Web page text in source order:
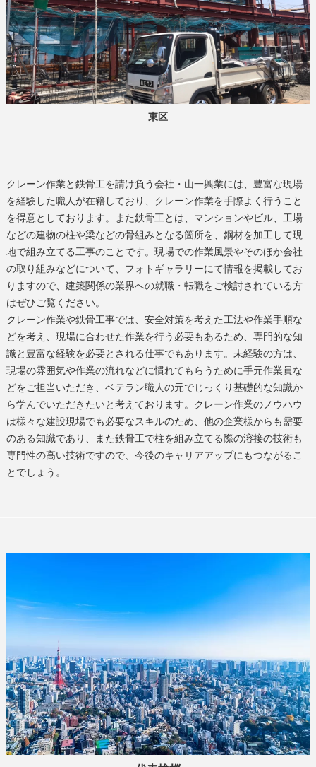
東区
クレーン作業と鉄骨工を請け負う会社・山一興業には、豊富な現場
を経験した職人が在籍しており、クレーン作業を手際よく行うこと
を得意としております。また鉄骨工とは、マンションやビル、工場
などの建物の柱や梁などの骨組みとなる箇所を、鋼材を加工して現
地で組み立てる工事のことです。現場での作業風景やそのほか会社
の取り組みなどについて、フォトギャラリーにて情報を掲載してお
りますので、建築関係の業界への就職・転職をご検討されている方
はぜひご覧ください。
クレーン作業や鉄骨工事では、安全対策を考えた工法や作業手順な
どを考え、現場に合わせた作業を行う必要もあるため、専門的な知
識と豊富な経験を必要とされる仕事でもあります。未経験の方は、
現場の雰囲気や作業の流れなどに慣れてもらうために手元作業員な
どをご担当いただき、ベテラン職人の元でじっくり基礎的な知識か
ら学んでいただきたいと考えております。クレーン作業のノウハウ
は様々な建設現場でも必要なスキルのため、他の企業様からも需要
のある知識であり、また鉄骨工で柱を組み立てる際の溶接の技術も
専門性の高い技術ですので、今後のキャリアアップにもつながるこ
とでしょう。